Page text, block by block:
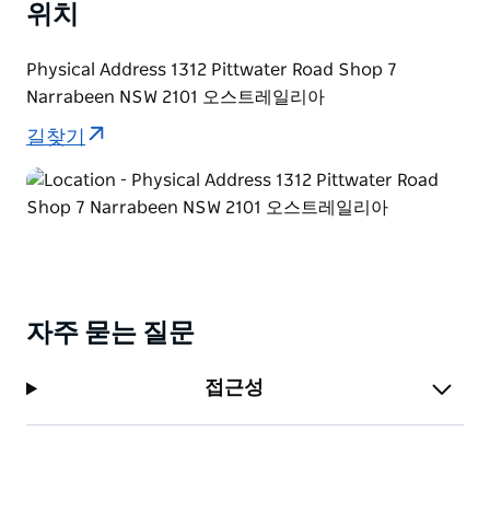
위치
Physical Address 1312 Pittwater Road Shop 7
Narrabeen NSW 2101 오스트레일리아
길찾기
자주 묻는 질문
접근성